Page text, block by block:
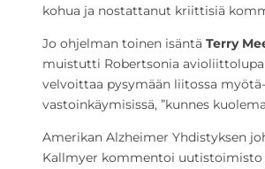
kohua ja nostattanut kriittisiä
Jo ohjelman toinen isäntä Terry
muistutti Robertsonia
velvoittaa pysymään liitossa
vastoinkäymisissä, ”kunnes
Amerikan Alzheimer Yhdistyksen
Kallmyer kommentoi uutistoimisto